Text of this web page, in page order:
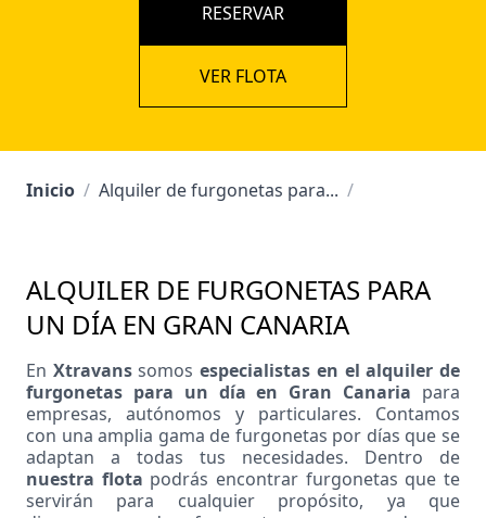
RESERVAR
VER FLOTA
Inicio / Alquiler de furgonetas para... /
ALQUILER DE FURGONETAS PARA
UN DÍA EN GRAN CANARIA
En Xtravanssomosespecialistas en el alquiler de
furgonetas para un día en Gran Canaria para
empresas, autónomos y particulares. Contamos
con una amplia gama de furgonetas por días que se
adaptan a todas tus necesidades. Dentro de
nuestra flota podrás encontrar furgonetas que te
servirán para cualquier propósito, ya que